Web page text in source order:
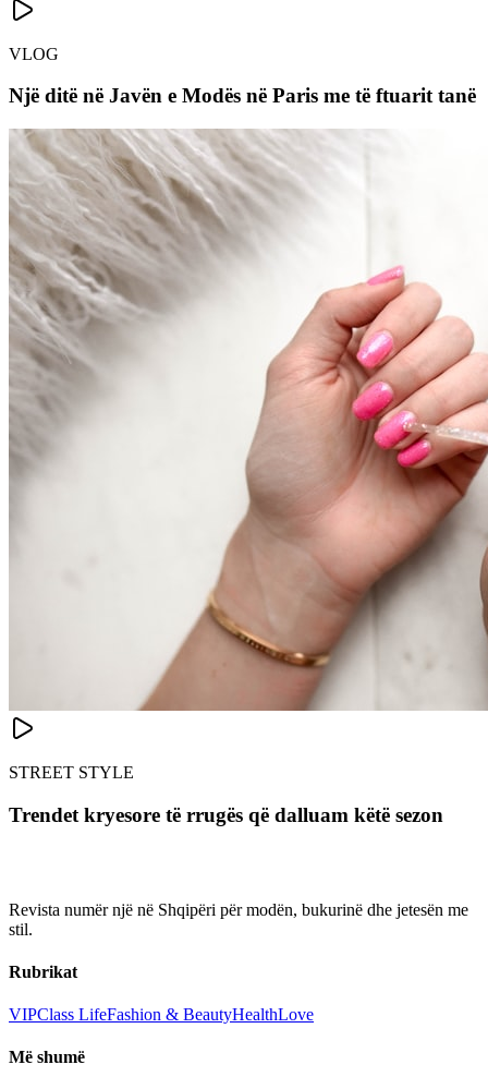
VLOG
Një ditë në Javën e Modës në Paris me të ftuarit tanë
STREET STYLE
Trendet kryesore të rrugës që dalluam këtë sezon
Revista numër një në Shqipëri për modën, bukurinë dhe jetesën me
stil.
Rubrikat
VIPClass LifeFashion & BeautyHealthLove
Më shumë